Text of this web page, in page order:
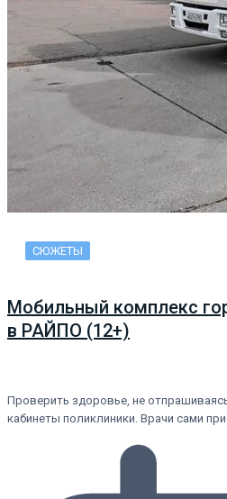
СЮЖЕТЫ
Мобильный комплекс
в РАЙПО (12+)
Проверить здоровье, не
кабинеты поликлиники. Врачи сами